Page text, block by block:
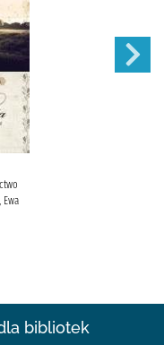
Ewa
bibliotek